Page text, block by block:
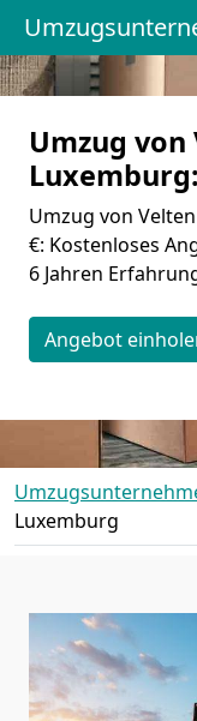
Umzug von
Umzug von
€: Kostenloses
6 Jahren
Angebot
Luxemburg